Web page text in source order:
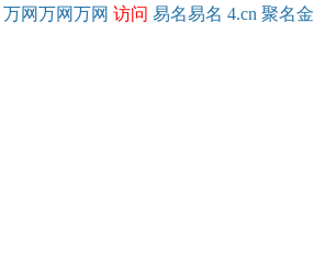
万网万网万网 访问 易名易名 4.cn 聚名金